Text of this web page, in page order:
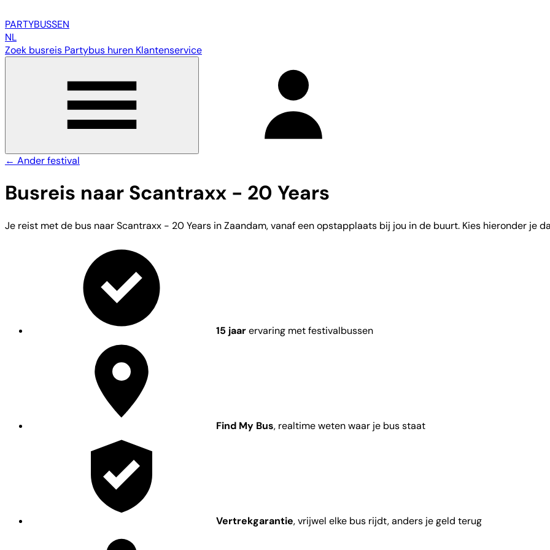
PARTYBUSSEN
NL
Zoek busreis Partybus huren Klantenservice
← Ander festival
Busreis naar Scantraxx - 20 Years
Je reist met de bus naar Scantraxx - 20 Years in Zaandam, vanaf een opstapplaats bij jou in de buurt. Kies hieronder je
15 jaarervaring met festivalbussen
Find My Bus, realtime weten waar je bus staat
Vertrekgarantie, vrijwel elke bus rijdt, anders je geld terug